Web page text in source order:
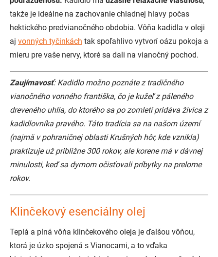
takže je ideálne na zachovanie chladnej hlavy počas
hektického predvianočného obdobia. Vôňa kadidla v oleji
aj vonných tyčinkách tak spoľahlivo vytvorí oázu pokoja a
mieru pre vaše nervy, ktoré sa dali na vianočný pochod.
Zaujímavosť: Kadidlo možno poznáte z tradičného
vianočného vonného františka, čo je kužeľ z páleného
dreveného uhlia, do ktorého sa po zomletí pridáva živica z
kadidlovníka pravého. Táto tradícia sa na našom území
(najmä v pohraničnej oblasti Krušných hôr, kde vznikla)
praktizuje už približne 300 rokov, ale korene má v dávnej
minulosti, keď sa dymom očisťovali príbytky na prelome
rokov.
Klinčekový esenciálny olej
Teplá a plná vôňa klinčekového oleja je ďalšou vôňou,
ktorá je úzko spojená s Vianocami, a to vďaka